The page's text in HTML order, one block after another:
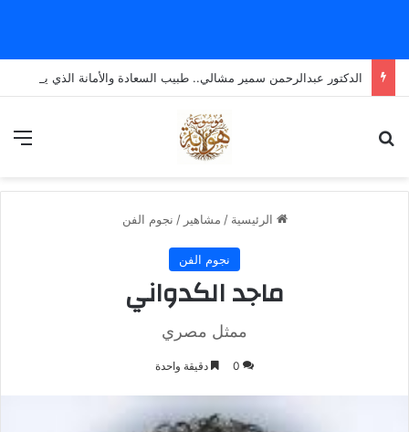
الرئيسية / مشاهير / نجوم الفن
نجوم الفن
ماجد الكدواني
ممثل مصري
0 دقيقة واحدة